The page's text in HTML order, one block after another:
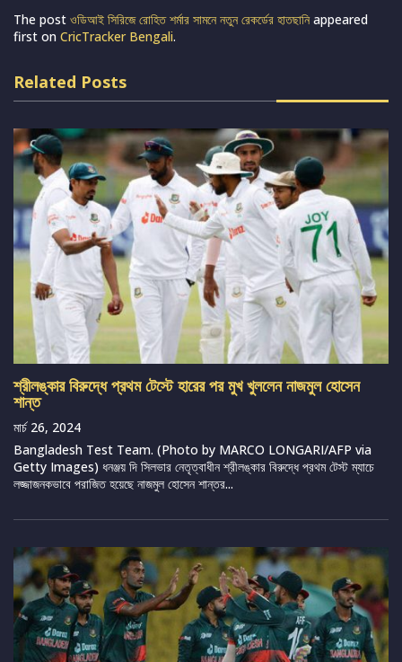
The post ওডিআই সিরিজে রোহিত শর্মার সামনে নতুন রেকর্ডের হাতছানিappeared
first on CricTracker Bengali.
Related Posts
শ্রীলঙ্কার বিরুদ্ধে প্রথম টেস্টে হারের পর মুখ খুললেন নাজমুল হোসেন
শান্ত
মার্চ 26, 2024
Bangladesh Test Team. (Photo by MARCO LONGARI/AFP via
Getty Images) ধনঞ্জয় দি সিলভার নেতৃত্বাধীন শ্রীলঙ্কার বিরুদ্ধে প্রথম টেস্ট ম্যাচে
লজ্জাজনকভাবে পরাজিত হয়েছে নাজমুল হোসেন শান্তর...